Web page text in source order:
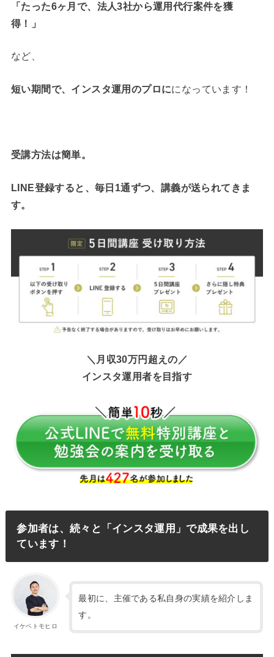
「たった6ヶ月で、法人3社から運用代行案件を獲
得！」
など、
短い期間で、インスタ運用のプロにになっています！
受講方法は簡単。
LINE登録すると、毎日1通ずつ、講義が送られてきま
す。
＼月収30万円超えの／
インスタ運用者を目指す
参加者は、続々と「インスタ運用」で成果を出し
ています！
イケベトモヒロ
最初に、主催である私自身の実績を紹介しま
す。